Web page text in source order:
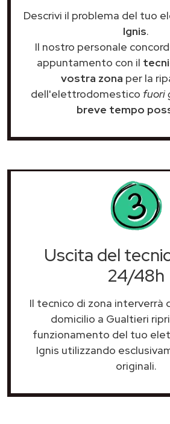
Descrivi il problema del tuo
Ignis.
Il nostro personale
appuntamento con il
vostra zona per la
dell'elettrodomestico fuori
breve tempo
Uscita del
24/48h
Il tecnico di zona
domicilio a Gualtieri
funzionamento del tuo
Ignis utilizzando
originali.